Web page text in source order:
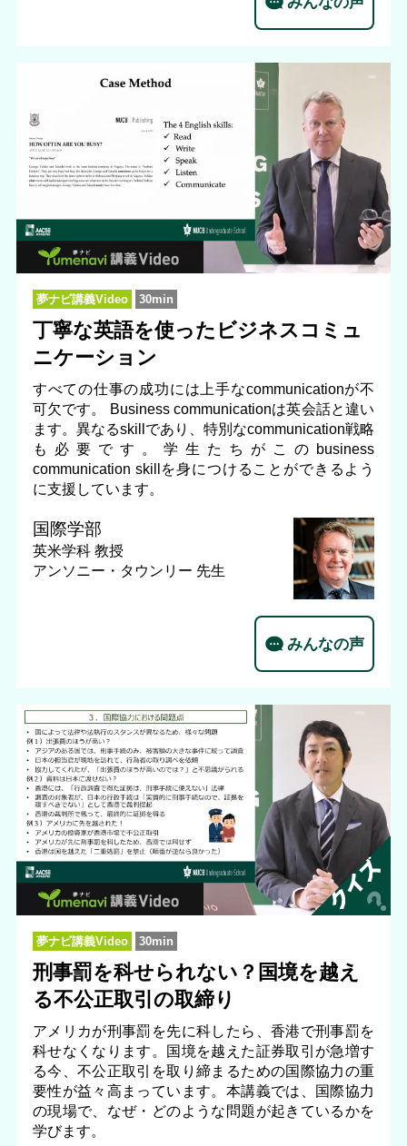
夢ナビ講義Video 30min
丁寧な英語を使ったビジネスコミュ
ニケーション
すべての仕事の成功には上手なcommunicationが不
可欠です。 Business communicationは英会話と違い
ます。異なるskillであり、特別なcommunication戦略
も必要です。学生たちがこのbusiness
communication skillを身につけることができるよう
に支援しています。
国際学部
英米学科 教授
アンソニー・タウンリー 先生
みんなの声
夢ナビ講義Video 30min
刑事罰を科せられない？国境を越え
る不公正取引の取締り
アメリカが刑事罰を先に科したら、香港で刑事罰を
科せなくなります。国境を越えた証券取引が急増す
る今、不公正取引を取り締まるための国際協力の重
要性が益々高まっています。本講義では、国際協力
の現場で、なぜ・どのような問題が起きているかを
学びます。